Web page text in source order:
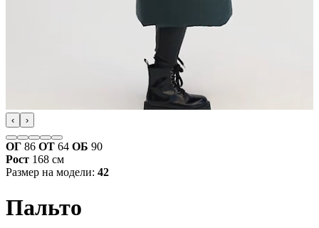
‹ ›
ОГ 86 ОТ 64 ОБ 90
Рост 168 см
Размер на модели: 42
Пальто